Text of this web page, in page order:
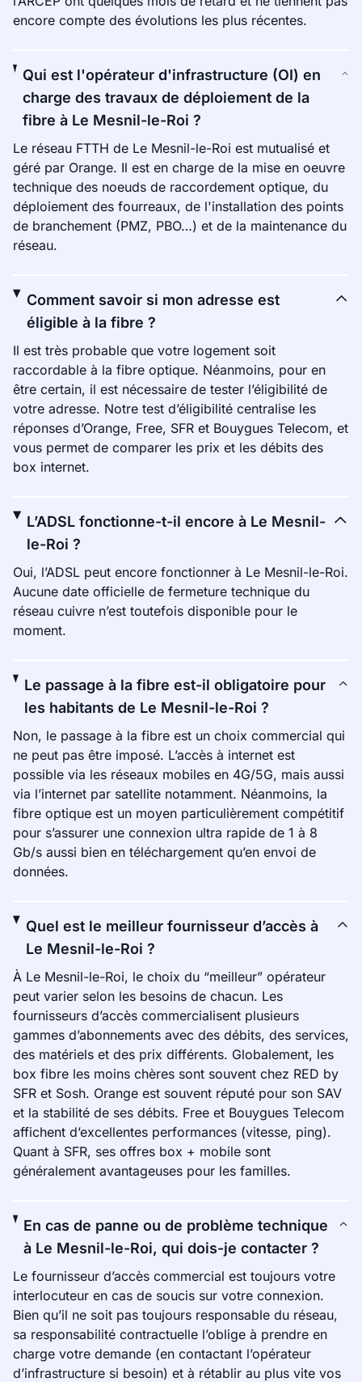
encore compte des évolutions les plus récentes.
Qui est l'opérateur d'infrastructure (OI) en
charge des travaux de déploiement de la
fibre à Le Mesnil-le-Roi ?
Le réseau FTTH de Le Mesnil-le-Roi est mutualisé et
géré par Orange. Il est en charge de la mise en oeuvre
technique des noeuds de raccordement optique, du
déploiement des fourreaux, de l'installation des points
de branchement (PMZ, PBO…) et de la maintenance du
réseau.
Comment savoir si mon adresse est
éligible à la fibre ?
Il est très probable que votre logement soit
raccordable à la fibre optique. Néanmoins, pour en
être certain, il est nécessaire de tester l’éligibilité de
votre adresse. Notre test d’éligibilité centralise les
réponses d’Orange, Free, SFR et Bouygues Telecom, et
vous permet de comparer les prix et les débits des
box internet.
L’ADSL fonctionne-t-il encore à Le Mesnil-
le-Roi ?
Oui, l’ADSL peut encore fonctionner à Le Mesnil-le-Roi.
Aucune date officielle de fermeture technique du
réseau cuivre n’est toutefois disponible pour le
moment.
Le passage à la fibre est-il obligatoire pour
les habitants de Le Mesnil-le-Roi ?
Non, le passage à la fibre est un choix commercial qui
ne peut pas être imposé. L’accès à internet est
possible via les réseaux mobiles en 4G/5G, mais aussi
via l’internet par satellite notamment. Néanmoins, la
fibre optique est un moyen particulièrement compétitif
pour s’assurer une connexion ultra rapide de 1 à 8
Gb/s aussi bien en téléchargement qu’en envoi de
données.
Quel est le meilleur fournisseur d’accès à
Le Mesnil-le-Roi ?
À Le Mesnil-le-Roi, le choix du “meilleur” opérateur
peut varier selon les besoins de chacun. Les
fournisseurs d’accès commercialisent plusieurs
gammes d’abonnements avec des débits, des services,
des matériels et des prix différents. Globalement, les
box fibre les moins chères sont souvent chez RED by
SFR et Sosh. Orange est souvent réputé pour son SAV
et la stabilité de ses débits. Free et Bouygues Telecom
affichent d’excellentes performances (vitesse, ping).
Quant à SFR, ses offres box + mobile sont
généralement avantageuses pour les familles.
En cas de panne ou de problème technique
à Le Mesnil-le-Roi, qui dois-je contacter ?
Le fournisseur d’accès commercial est toujours votre
interlocuteur en cas de soucis sur votre connexion.
Bien qu’il ne soit pas toujours responsable du réseau,
sa responsabilité contractuelle l’oblige à prendre en
charge votre demande (en contactant l’opérateur
d’infrastructure si besoin) et à rétablir au plus vite vos